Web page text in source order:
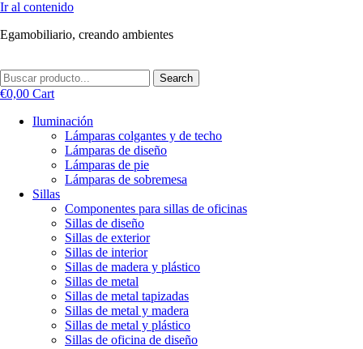
Ir al contenido
Egamobiliario, creando ambientes
Search
€0,00 Cart
Iluminación
Lámparas colgantes y de techo
Lámparas de diseño
Lámparas de pie
Lámparas de sobremesa
Sillas
Componentes para sillas de oficinas
Sillas de diseño
Sillas de exterior
Sillas de interior
Sillas de madera y plástico
Sillas de metal
Sillas de metal tapizadas
Sillas de metal y madera
Sillas de metal y plástico
Sillas de oficina de diseño